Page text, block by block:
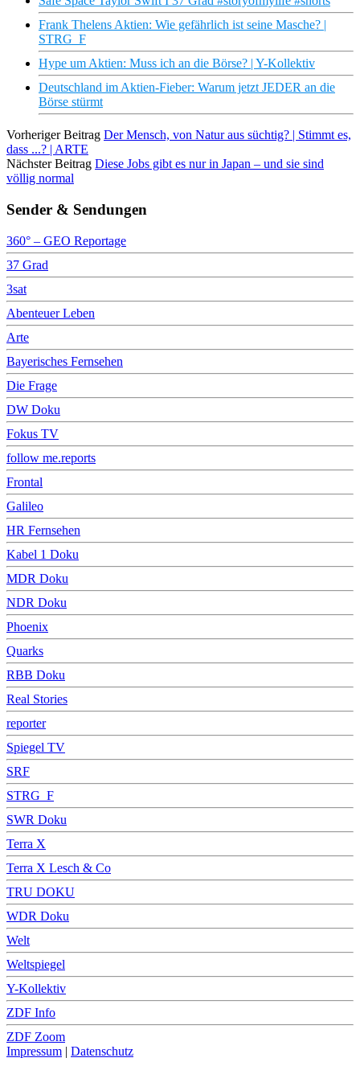
Frank Thelens Aktien: Wie gefährlich ist seine Masche? |
STRG_F
Hype um Aktien: Muss ich an die Börse? | Y-Kollektiv
Deutschland im Aktien-Fieber: Warum jetzt JEDER an die
Börse stürmt
Vorheriger Beitrag Der Mensch, von Natur aus süchtig? | Stimmt es,
dass ...? | ARTE
Nächster Beitrag Diese Jobs gibt es nur in Japan – und sie sind
völlig normal
Sender & Sendungen
360° – GEO Reportage
37 Grad
3sat
Abenteuer Leben
Arte
Bayerisches Fernsehen
Die Frage
DW Doku
Fokus TV
follow me.reports
Frontal
Galileo
HR Fernsehen
Kabel 1 Doku
MDR Doku
NDR Doku
Phoenix
Quarks
RBB Doku
Real Stories
reporter
Spiegel TV
SRF
STRG_F
SWR Doku
Terra X
Terra X Lesch & Co
TRU DOKU
WDR Doku
Welt
Weltspiegel
Y-Kollektiv
ZDF Info
ZDF Zoom
Impressum | Datenschutz